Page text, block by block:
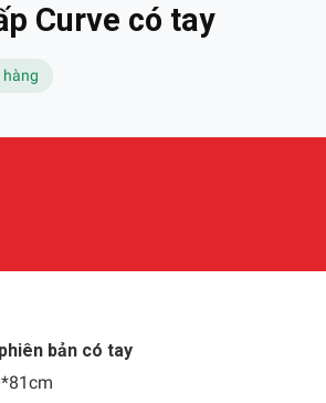
Curve có tay
hàng
bản có tay